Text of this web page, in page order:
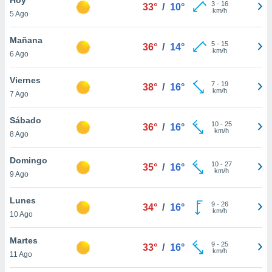
en
más
nuestra
de
cookies
aceptar
5 Ago
33° / 10° 3- 16
km/h
Mañana
6 Ago
36° / 14° 5- 15
km/h
Viernes
7 Ago
38° / 16° 7- 19
km/h
Sábado
8 Ago
36° / 16° 10- 25
km/h
Domingo
9 Ago
35° / 16° 10- 27
km/h
Lunes
10 Ago
34° / 16° 9- 26
km/h
Martes
11 Ago
33° / 16° 9- 25
km/h